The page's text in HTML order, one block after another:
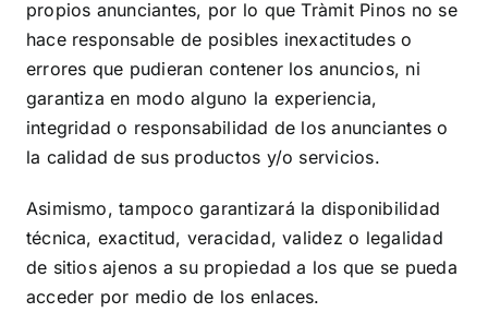
propios anunciantes, por lo queTràmit Pinos no se
hace responsable de posibles inexactitudes o
errores que pudieran contener los anuncios, ni
garantiza en modo alguno la experiencia,
integridad o responsabilidad de los anunciantes o
la calidad de sus productos y/o servicios.
Asimismo, tampoco garantizará la disponibilidad
técnica, exactitud, veracidad, validez o legalidad
de sitios ajenos a su propiedad a los que se pueda
acceder por medio de los enlaces.